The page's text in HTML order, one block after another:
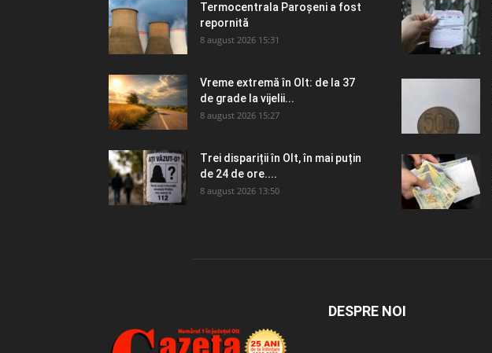
Termocentrala Paroșeni a fost
repornită
8 august 2026 15:31
Vreme extremă în Olt: de la 37
de grade la vijelii...
8 august 2026 15:27
Trei dispariții în Olt, în mai puțin
de 24 de ore....
8 august 2026 13:50
DESPRE NOI